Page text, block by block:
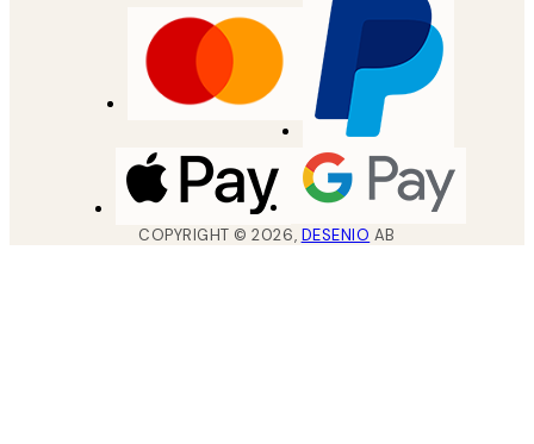
COPYRIGHT ©2026, DESENIO AB